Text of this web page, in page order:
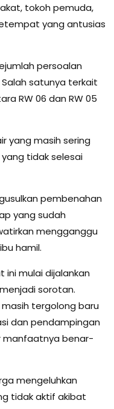
tokoh pemuda,
yang antusias
persoalan
satunya terkait
RW 06 dan RW 05
yang masih sering
tidak selesai
pembenahan
yang sudah
mengganggu
hamil.
ini mulai dijalankan
sorotan.
tergolong baru
dan pendampingan
manfaatnya benar-
mengeluhkan
tidak aktif akibat